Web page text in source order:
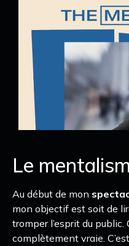
Le
Au début de mon
mon objectif est soit de
tromper l’esprit du
complètement vraie.